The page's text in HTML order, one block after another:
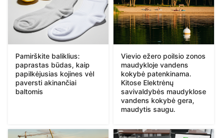
Pamirškite baliklius:
paprastas būdas, kaip
papilkėjusias kojines vėl
paversti akinančiai
baltomis
Vievio ežero poilsio zonos
maudykloje vandens
kokybė patenkinama.
Kitose Elektrėnų
savivaldybės maudyklose
vandens kokybė gera,
maudytis saugu.